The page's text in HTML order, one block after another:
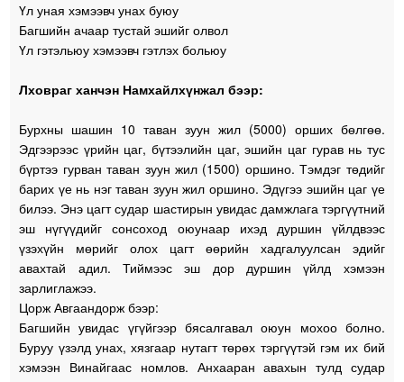
Үл уная хэмээвч унах буюу
Багшийн ачаар тустай эшийг олвол
Үл гэтэльюу хэмээвч гэтлэх больюу
Лховраг ханчэн Намхайлхүнжал бээр:
Бурхны шашин 10 таван зуун жил (5000) орших бөлгөө.
Эдгээрээс үрийн цаг, бүтээлийн цаг, эшийн цаг гурав нь тус
бүртээ гурван таван зуун жил (1500) оршино. Тэмдэг төдийг
барих үе нь нэг таван зуун жил оршино. Эдүгээ эшийн цаг үе
билээ. Энэ цагт судар шастирын увидас дамжлага тэргүүтний
эш нүгүүдийг сонсоход оюунаар ихэд дуршин үйлдвээс
үзэхүйн мөрийг олох цагт өөрийн хадгалуулсан эдийг
авахтай адил. Тиймээс эш дор дуршин үйлд хэмээн
зарлиглажээ.
Цорж Авгаандорж бээр:
Багшийн увидас үгүйгээр бясалгавал оюун мохоо болно.
Буруу үзэлд унах, хязгаар нутагт төрөх тэргүүтэй гэм их бий
хэмээн Винайгаас номлов. Анхааран авахын тулд судар